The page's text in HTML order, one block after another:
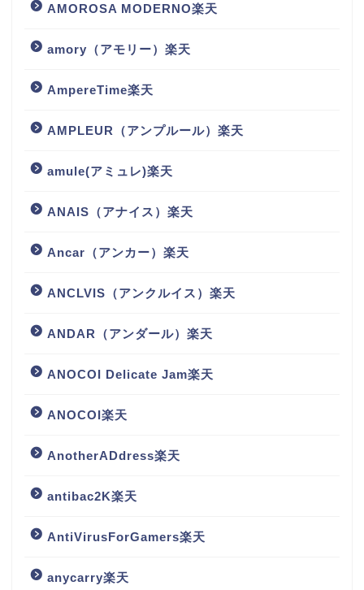
AMOROSA MODERNO楽天
amory（アモリー）楽天
AmpereTime楽天
AMPLEUR（アンプルール）楽天
amule(アミュレ)楽天
ANAIS（アナイス）楽天
Ancar（アンカー）楽天
ANCLVIS（アンクルイス）楽天
ANDAR（アンダール）楽天
ANOCOI Delicate Jam楽天
ANOCOI楽天
AnotherADdress楽天
antibac2K楽天
AntiVirusForGamers楽天
anycarry楽天